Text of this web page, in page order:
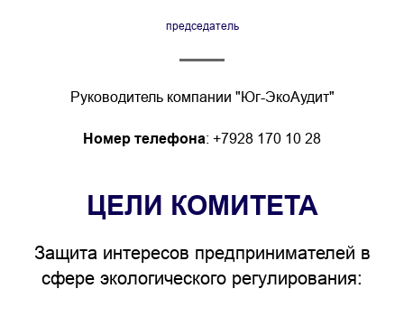
председатель
Руководитель компании "Юг-ЭкоАудит"
Номер телефона: +7928 170 10 28
ЦЕЛИ КОМИТЕТА
Защита интересов предпринимателей в
сфере экологического регулирования: